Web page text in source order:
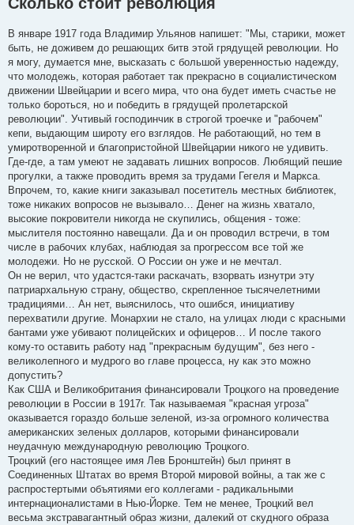
б
н
и
Сколько стоит революция
В январе 1917 года Владимир Ульянов напишет: "Мы, старики, может
быть, не доживем до решающих битв этой грядущей революции. Но
я могу, думается мне, высказать с большой уверенностью надежду,
что молодежь, которая работает так прекрасно в социалистическом
движении Швейцарии и всего мира, что она будет иметь счастье не
только бороться, но и победить в грядущей пролетарской
революции". Учтивый господинчик в строгой троечке и "рабочем"
кепи, выдающим широту его взглядов. Не работающий, но тем в
умиротворенной и благопристойной Швейцарии никого не удивить.
Где-где, а там умеют не задавать лишних вопросов. Любящий пешие
прогулки, а также проводить время за трудами Гегеля и Маркса.
Впрочем, то, какие книги заказывал посетитель местных библиотек,
тоже никаких вопросов не вызывало… Денег на жизнь хватало,
высокие покровители никогда не скупились, общения - тоже:
мыслителя постоянно навещали. Да и он проводил встречи, в том
числе в рабочих клубах, наблюдая за прогрессом все той же
молодежи. Но не русской. О России он уже и не мечтал.
Он не верил, что удастся-таки раскачать, взорвать изнутри эту
патриархальную страну, общество, скрепленное тысячелетними
традициями… Ан нет, выяснилось, что ошибся, инициативу
перехватили другие. Монархии не стало, на улицах люди с красными
бантами уже убивают полицейских и офицеров… И после такого
кому-то оставить работу над "прекрасным будущим", без него -
великолепного и мудрого во главе процесса, ну как это можно
допустить?
Как США и Великобритания финансировали Троцкого на проведение
революции в России в 1917г. Так называемая "красная угроза"
оказывается гораздо больше зеленой, из-за огромного количества
американских зеленых долларов, которыми финансировали
неудачную международную революцию Троцкого.
Троцкий (его настоящее имя Лев Бронштейн) был принят в
Соединенных Штатах во время Второй мировой войны, а так же с
распростертыми объятиями его коллегами - радикальными
интернационалистами в Нью-Йорке. Тем не менее, Троцкий вел
весьма экстравагантный образ жизни, далекий от скудного образа